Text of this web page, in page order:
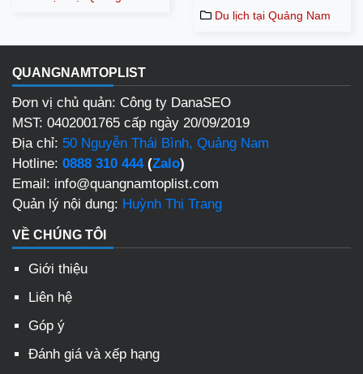
Du lịch tại Quảng Nam
QUANGNAMTOPLIST
Đơn vị chủ quản: Công ty DanaSEO
MST: 0402001765 cấp ngày 20/09/2019
Địa chỉ: 50 Nguyễn Thái Bình, Quảng Nam
Hotline: 0888 310 444(Zalo)
Email: info@quangnamtoplist.com
Quản lý nội dung: Huỳnh Thị Trang
VỀ CHÚNG TÔI
Giới thiệu
Liên hệ
Góp ý
Đánh giá và xếp hạng